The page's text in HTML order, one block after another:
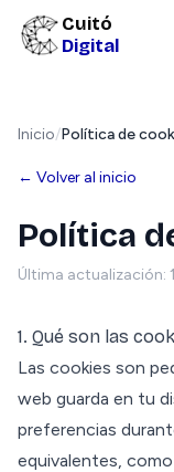
Cuitó
Digital
Inicio/Política de
← Volver al inicio
Política
Última actualización:
1. Qué son las
Las cookies son
web guarda en tu
preferencias
equivalentes,